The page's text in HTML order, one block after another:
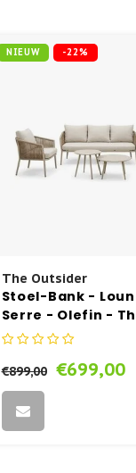
NIEUW -22%
The Outsider
Stoel-Bank -
Serre - Olefin -
Outsider
€899,00 €699,00